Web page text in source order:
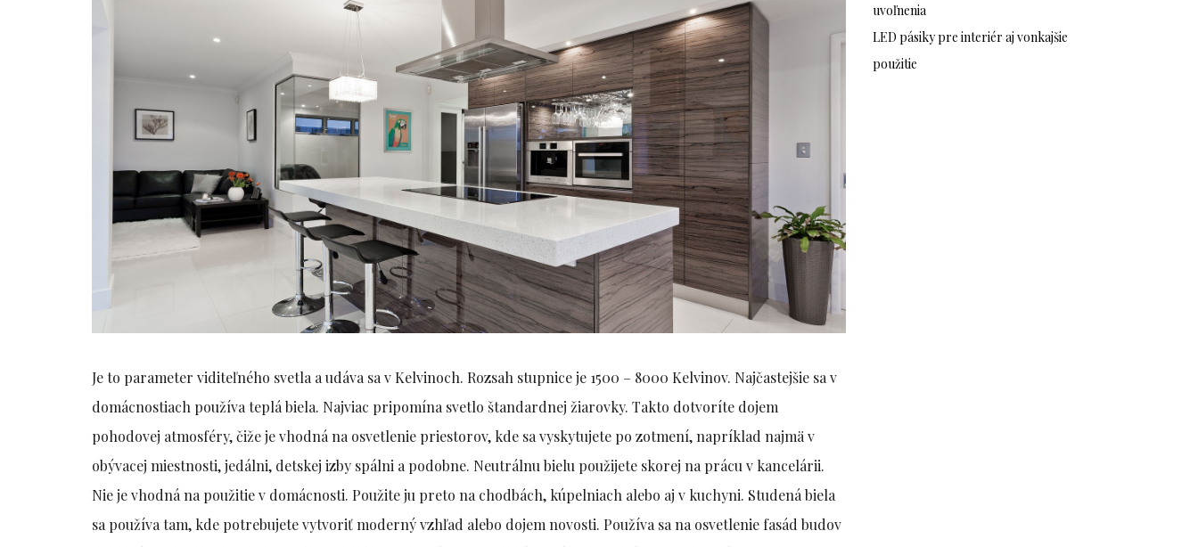
Je to parameter viditeľného svetla a udáva sa v Kelvinoch. Rozsah stupnice je 1500 – 8000 Kelvinov. Najčastejšie sa v
domácnostiach používa teplá biela. Najviac pripomína svetlo štandardnej žiarovky. Takto dotvoríte dojem
pohodovej atmosféry, čiže je vhodná na osvetlenie priestorov, kde sa vyskytujete po zotmení, napríklad najmä v
obývacej miestnosti, jedálni, detskej izby spálni a podobne. Neutrálnu bielu použijete skorej na prácu v kancelárii.
Nie je vhodná na použitie v domácnosti. Použite ju preto na chodbách, kúpelniach alebo aj v kuchyni. Studená biela
sa používa tam, kde potrebujete vytvoriť moderný vzhľad alebo dojem novosti. Používa sa na osvetlenie fasád budov
uvoľnenia
LED pásiky pre interiér aj vonkajšie
použitie